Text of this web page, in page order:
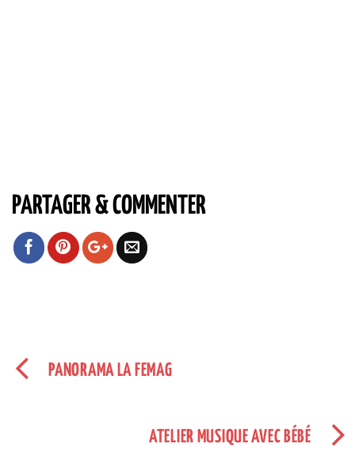
PARTAGER & COMMENTER
PANORAMA LA FEMAG
ATELIER MUSIQUE AVEC BÉBÉ